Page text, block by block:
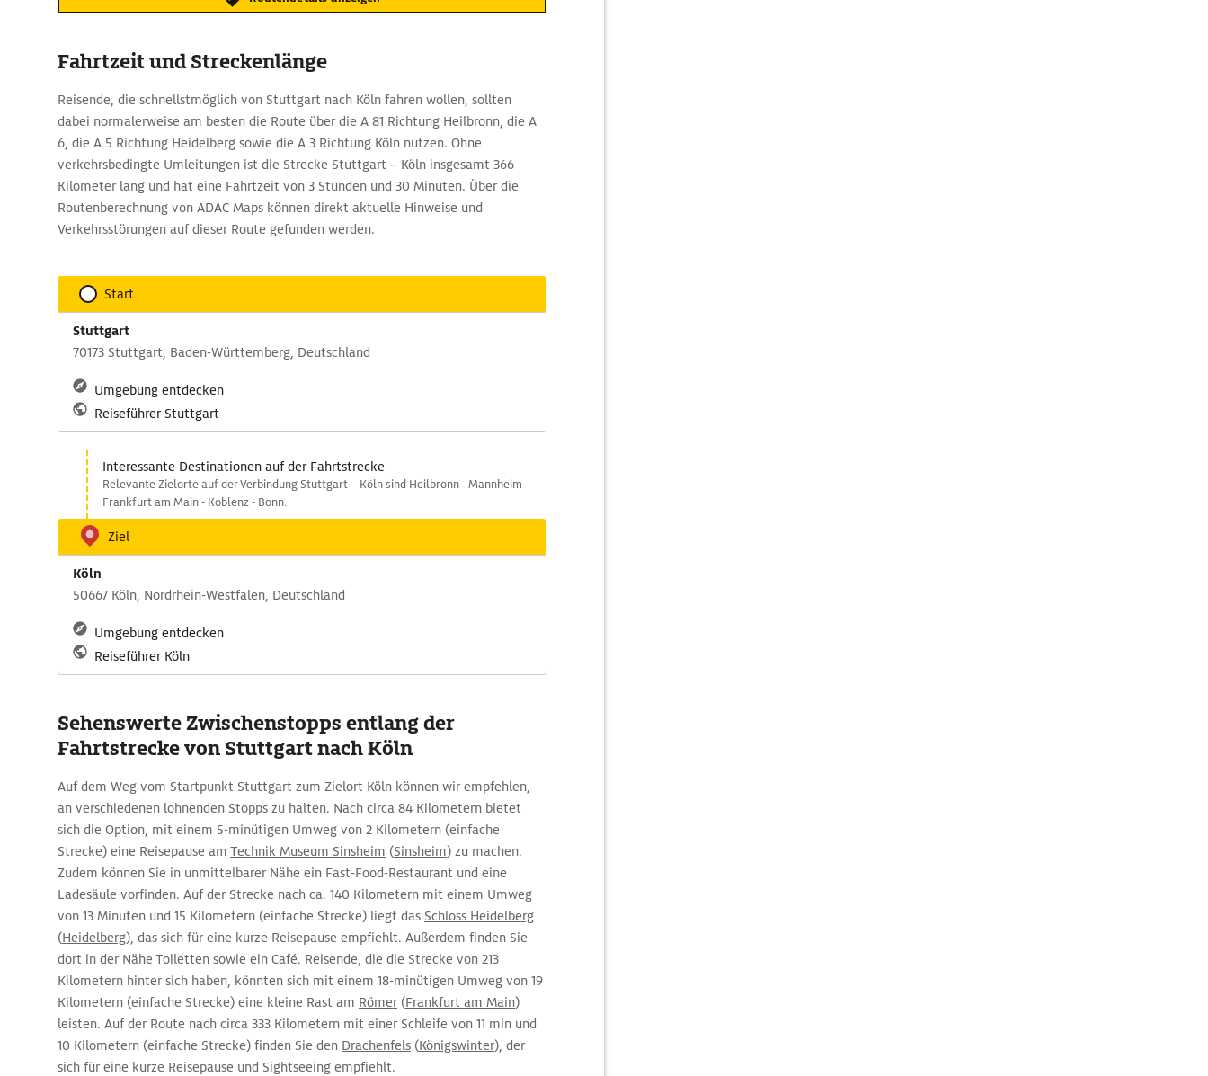
Fahrtzeit und Streckenlänge
Reisende, die schnellstmöglich von Stuttgart nach Köln fahren wollen, sollten
dabei normalerweise am besten die Route über die A 81 Richtung Heilbronn, die A
6, die A 5 Richtung Heidelberg sowie die A 3 Richtung Köln nutzen. Ohne
verkehrsbedingte Umleitungen ist die Strecke Stuttgart – Köln insgesamt 366
Kilometer lang und hat eine Fahrtzeit von 3 Stunden und 30 Minuten. Über die
Routenberechnung von ADAC Maps können direkt aktuelle Hinweise und
Verkehrsstörungen auf dieser Route gefunden werden.
Start
Stuttgart
70173 Stuttgart, Baden-Württemberg, Deutschland
Umgebung entdecken
Reiseführer Stuttgart
Interessante Destinationen auf der Fahrtstrecke
Relevante Zielorte auf der Verbindung Stuttgart – Köln sind Heilbronn - Mannheim -
Frankfurt am Main - Koblenz - Bonn.
Ziel
Köln
50667 Köln, Nordrhein-Westfalen, Deutschland
Umgebung entdecken
Reiseführer Köln
Sehenswerte Zwischenstopps entlang der
Fahrtstrecke von Stuttgart nach Köln
Auf dem Weg vom Startpunkt Stuttgart zum Zielort Köln können wir empfehlen,
an verschiedenen lohnenden Stopps zu halten. Nach circa 84 Kilometern bietet
sich die Option, mit einem 5-minütigen Umweg von 2 Kilometern (einfache
Strecke) eine Reisepause am Technik Museum Sinsheim (Sinsheim) zu machen.
Zudem können Sie in unmittelbarer Nähe ein Fast-Food-Restaurant und eine
Ladesäule vorfinden. Auf der Strecke nach ca. 140 Kilometern mit einem Umweg
von 13 Minuten und 15 Kilometern (einfache Strecke) liegt das Schloss Heidelberg
(Heidelberg), das sich für eine kurze Reisepause empfiehlt. Außerdem finden Sie
dort in der Nähe Toiletten sowie ein Café. Reisende, die die Strecke von 213
Kilometern hinter sich haben, könnten sich mit einem 18-minütigen Umweg von 19
Kilometern (einfache Strecke) eine kleine Rast am Römer(Frankfurt am Main)
leisten. Auf der Route nach circa 333 Kilometern mit einer Schleife von 11 min und
10 Kilometern (einfache Strecke) finden Sie den Drachenfels (Königswinter), der
sich für eine kurze Reisepause und Sightseeing empfiehlt.